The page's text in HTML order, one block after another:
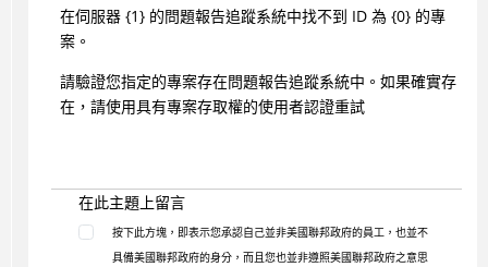
在伺服器 {1} 的問題報告追蹤系統中找不到 ID 為 {0} 的專
案。
請驗證您指定的專案存在問題報告追蹤系統中。如果確實存
在，請使用具有專案存取權的使用者認證重試
在此主題上留言
按下此方塊，即表示您承認自己並非美國聯邦政府的員工，也並不
具備美國聯邦政府的身分，而且您也並非遵照美國聯邦政府之意思